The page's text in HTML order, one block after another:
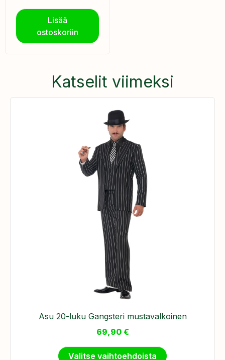
Lisää
ostoskoriin
Katselit viimeksi
Asu 20-luku Gangsteri mustavalkoinen
69,90 €
Valitse vaihtoehdoista